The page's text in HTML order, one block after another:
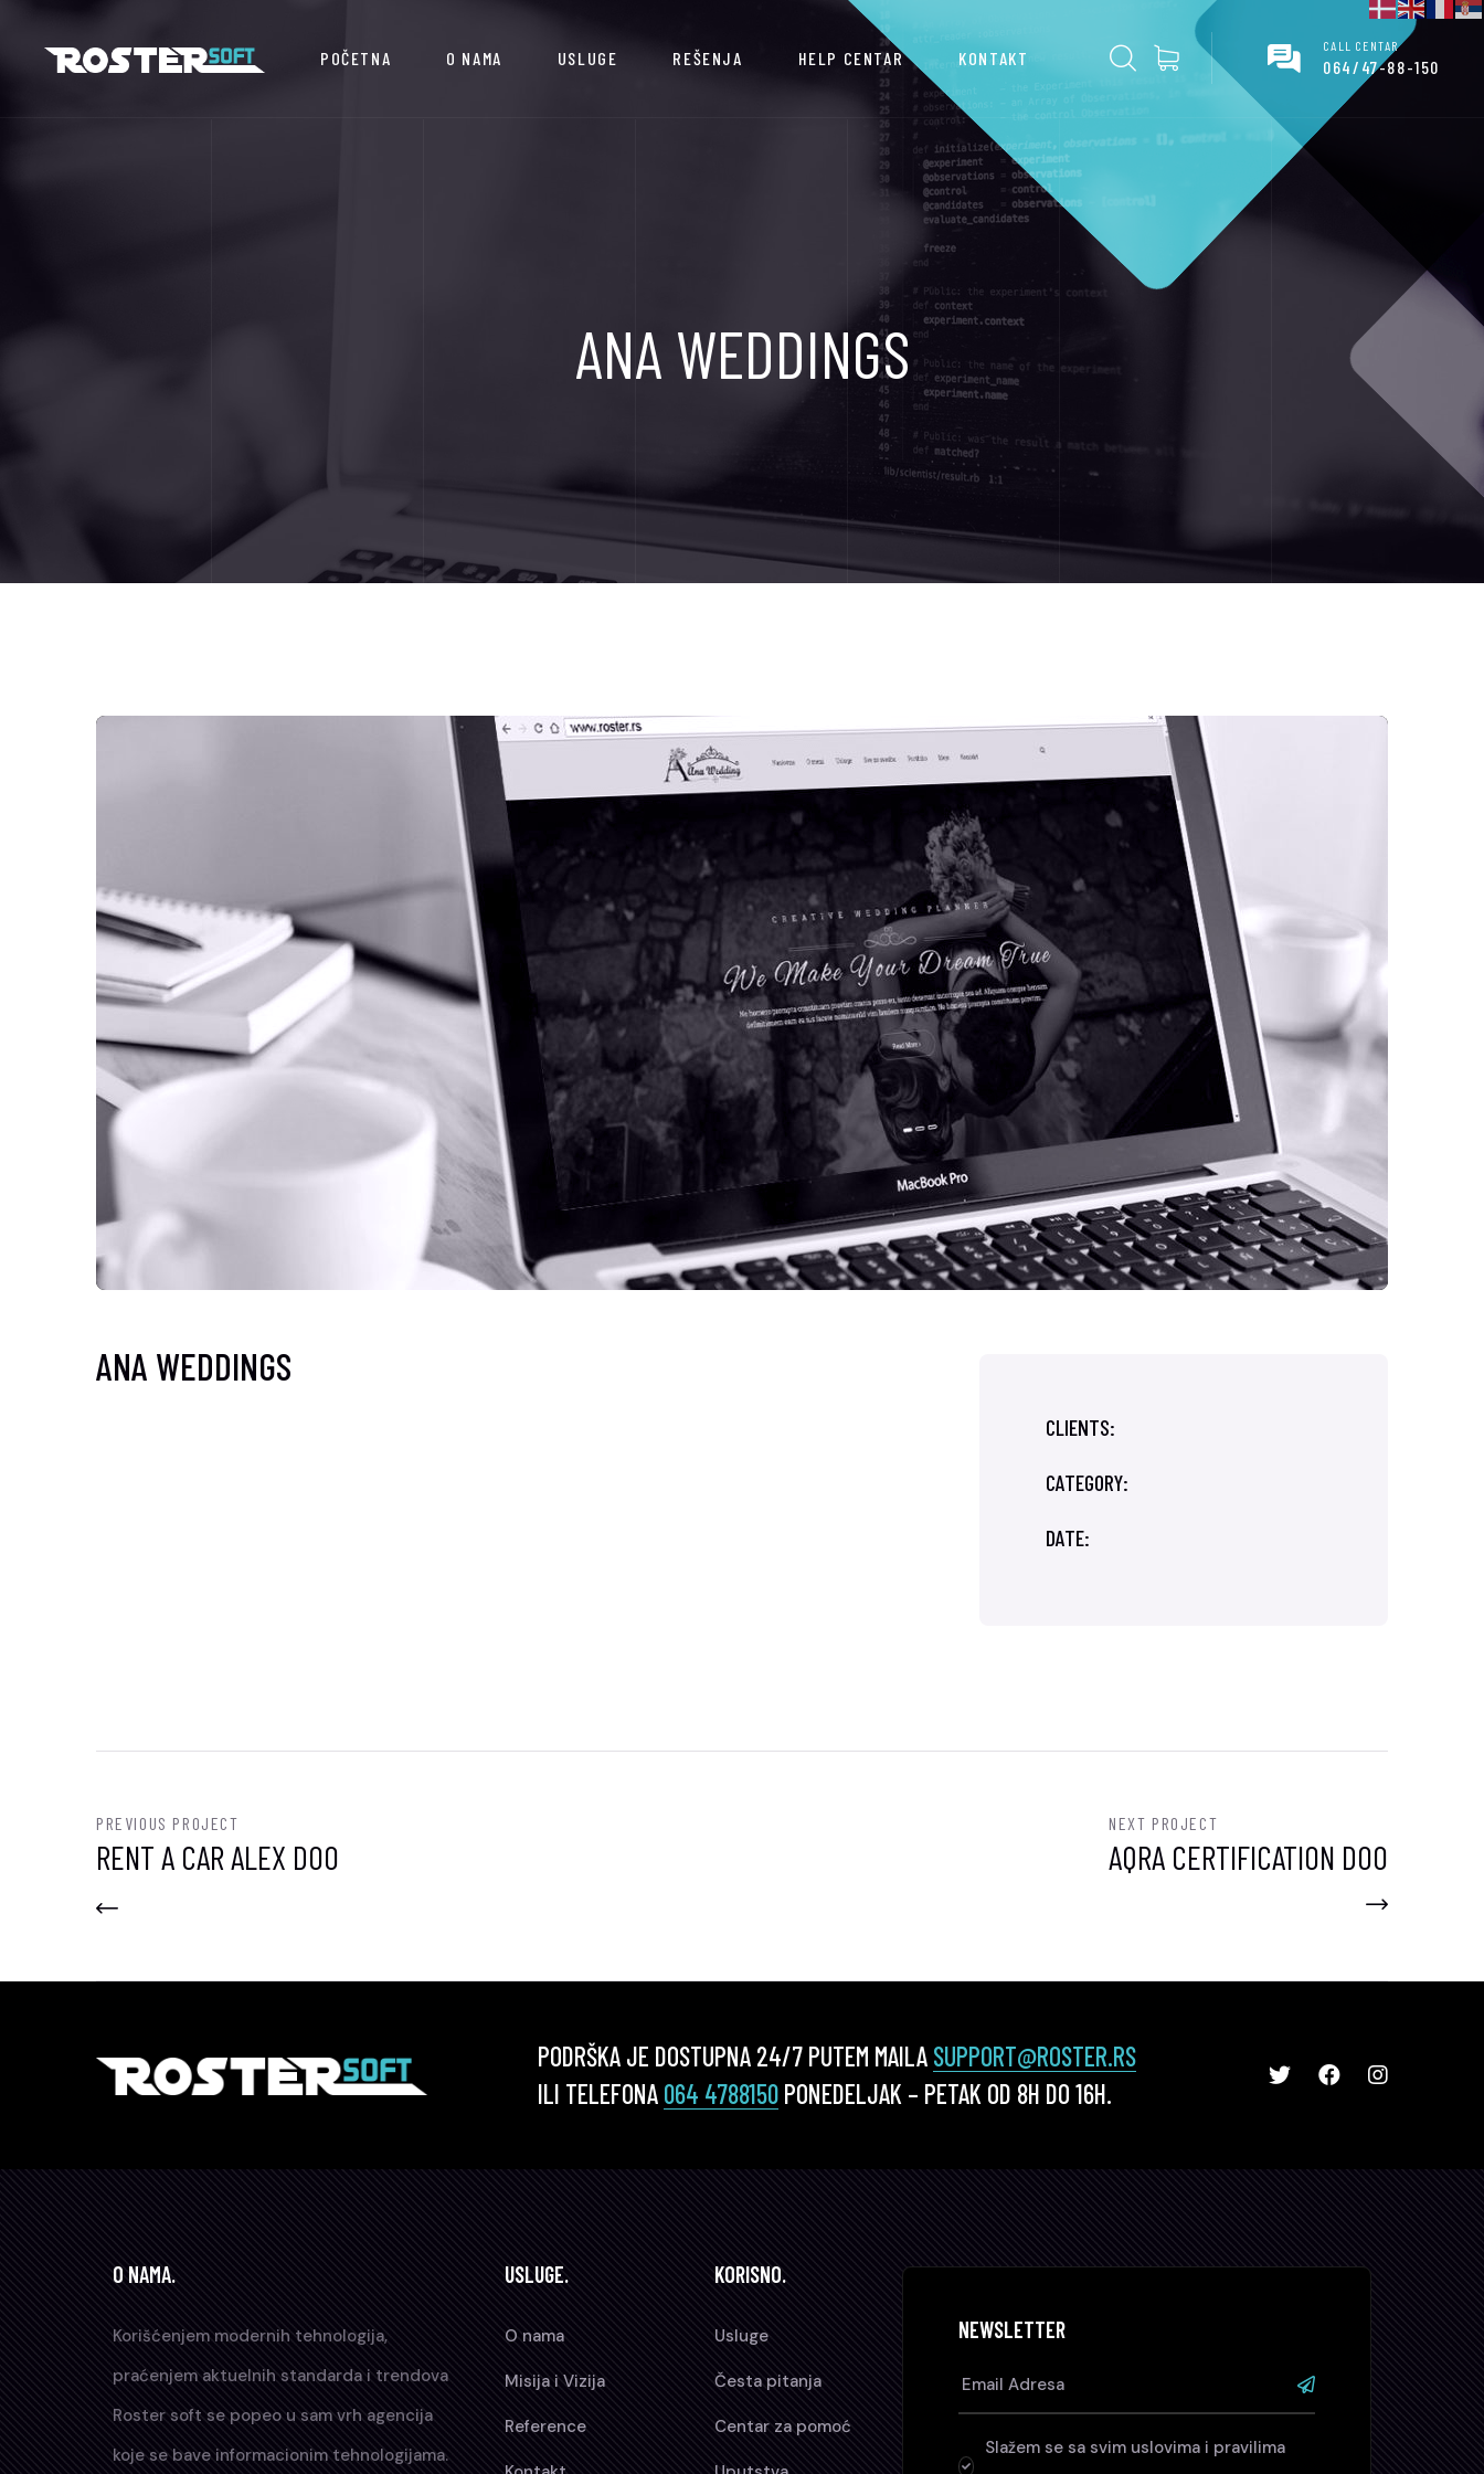
POČETNA O NAMA USLUGE REŠENJA HELP CENTAR KONTAKT
CALL CENTAR
064/47-88-150
ANA WEDDINGS
ANA WEDDINGS
CLIENTS:
CATEGORY:
DATE:
PREVIOUS PROJECT
RENT A CAR ALEX DOO
NEXT PROJECT
AQRA CERTIFICATION DOO
PODRŠKA JE DOSTUPNA 24/7 PUTEM MAILA SUPPORT@ROSTER.RS
ILI TELEFONA 064 4788150 PONEDELJAK – PETAK OD 8H DO 16H.
O NAMA.
Korišćenjem modernih tehnologija,
praćenjem aktuelnih standarda i trendova
Roster soft se popeo u sam vrh agencija
koje se bave informacionim tehnologijama.
USLUGE.
O nama
Misija i Vizija
Reference
KORISNO.
Usluge
Česta pitanja
Centar za pomoć
NEWSLETTER
Slažem se sa svim uslovima i pravilima